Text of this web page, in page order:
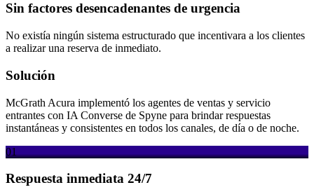
Sin factores desencadenantes de urgencia
No existía ningún sistema estructurado que incentivara a los clientes
a realizar una reserva de inmediato.
Solución
McGrath Acura implementó los agentes de ventas y servicio
entrantes con IA Converse de Spyne para brindar respuestas
instantáneas y consistentes en todos los canales, de día o de noche.
01
Respuesta inmediata 24/7